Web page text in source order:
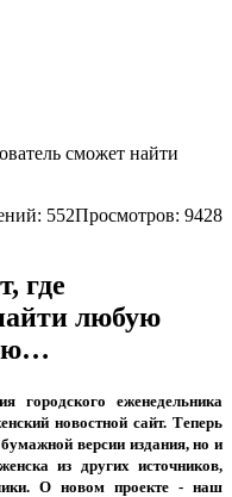
552Просмотров: 9428
где
любую
городского еженедельника
новостной сайт. Теперь
версии издания, но и
из других источников,
О новом проекте - наш